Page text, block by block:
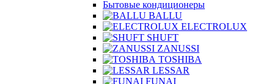
Бытовые кондиционеры
BALLU
ELECTROLUX
SHUFT
ZANUSSI
TOSHIBA
LESSAR
FUNAI